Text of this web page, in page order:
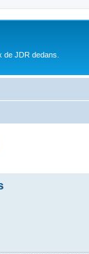
JDR dedans.